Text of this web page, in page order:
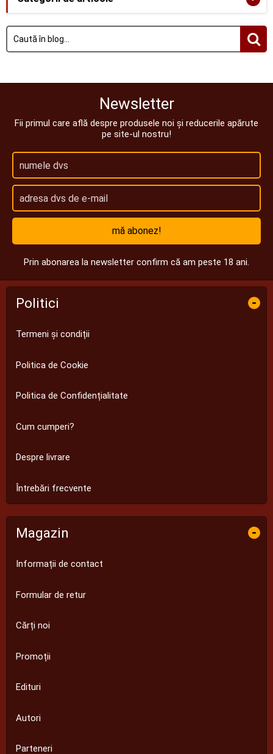
Newsletter
Fii primul care află despre produsele noi și reducerile apărute
pe site-ul nostru!
mă abonez!
Prin abonarea la newsletter confirm că am peste 18 ani.
Politici -
Termeni și condiții
Politica de Cookie
Politica de Confidențialitate
Cum cumperi?
Despre livrare
Întrebări frecvente
Magazin -
Informații de contact
Formular de retur
Cărți noi
Promoții
Edituri
Autori
Parteneri